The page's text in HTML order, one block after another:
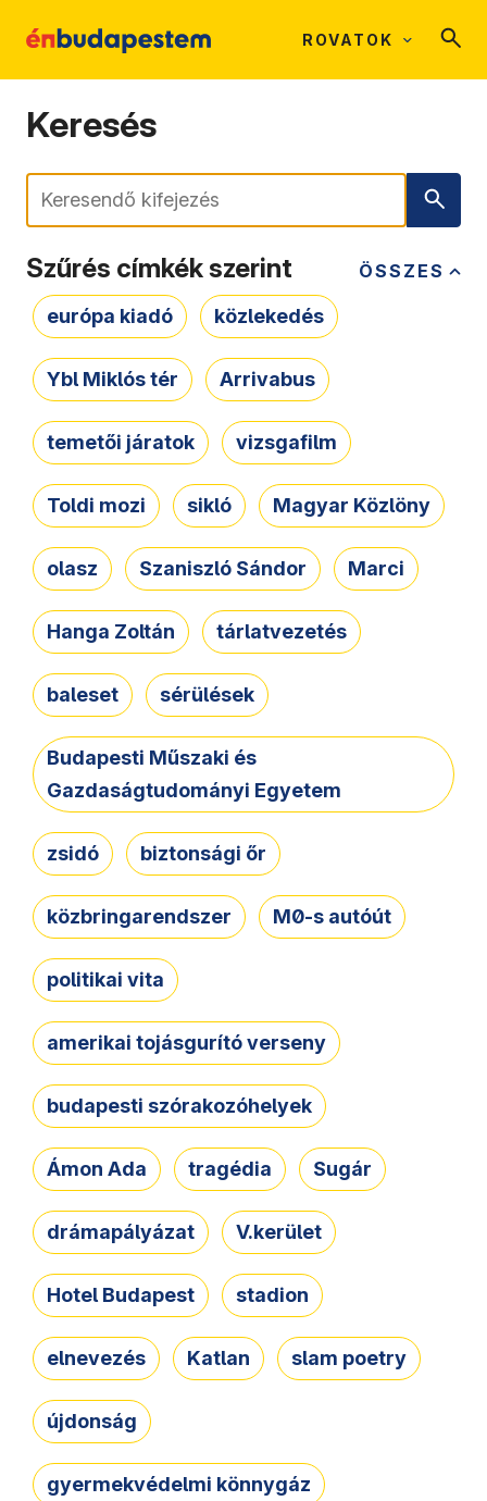
ROVATOK
Keresés
Keresés
ÖSSZES
Szűrés címkék szerint
európa kiadó közlekedés
Ybl Miklós tér Arrivabus
temetői járatok vizsgafilm
Toldi mozi sikló Magyar Közlöny
olasz Szaniszló Sándor Marci
Hanga Zoltán tárlatvezetés
baleset sérülések
Budapesti Műszaki és
Gazdaságtudományi Egyetem
zsidó biztonsági őr
közbringarendszer M0-s autóút
politikai vita
amerikai tojásgurító verseny
budapesti szórakozóhelyek
Ámon Ada tragédia Sugár
drámapályázat V.kerület
Hotel Budapest stadion
elnevezés Katlan slam poetry
újdonság
gyermekvédelmi könnygáz